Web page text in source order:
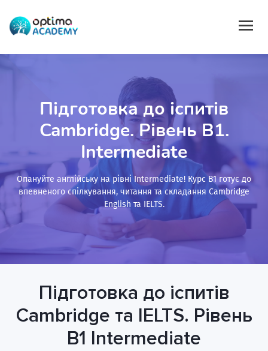
Підготовка до іспитів
Cambridge. Рівень B1.
Intermediate
Опануйте англійську на рівні Intermediate! Курс B1 готує до
впевненого спілкування, читання та складання Cambridge
English та IELTS.
Підготовка до іспитів
Cambridge та IELTS. Рівень
B1 Intermediate